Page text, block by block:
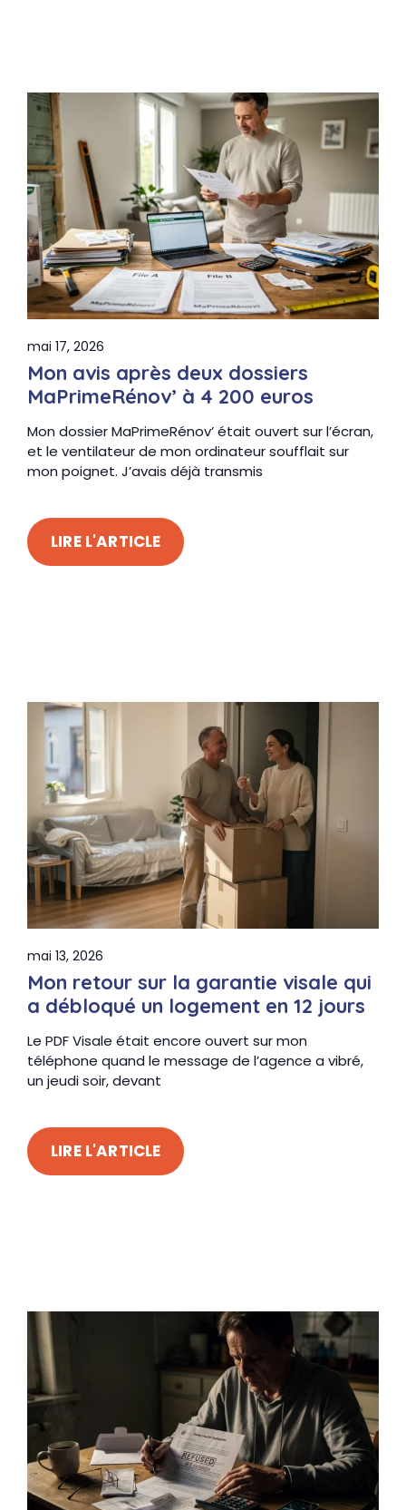
mai 17, 2026
Mon avis après deux dossiers
MaPrimeRénov’ à 4 200 euros
Mon dossier MaPrimeRénov’ était ouvert sur l’écran,
et le ventilateur de mon ordinateur soufflait sur
mon poignet. J’avais déjà transmis
LIRE L'ARTICLE
mai 13, 2026
Mon retour sur la garantie visale qui
a débloqué un logement en 12 jours
Le PDF Visale était encore ouvert sur mon
téléphone quand le message de l’agence a vibré,
un jeudi soir, devant
LIRE L'ARTICLE